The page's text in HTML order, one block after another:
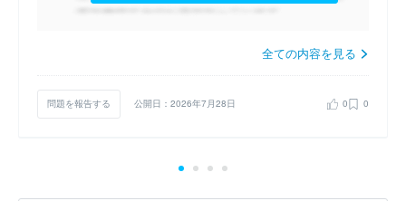
全ての内容を見る
問題を報告する 公開日：2026年7月28日 0 0